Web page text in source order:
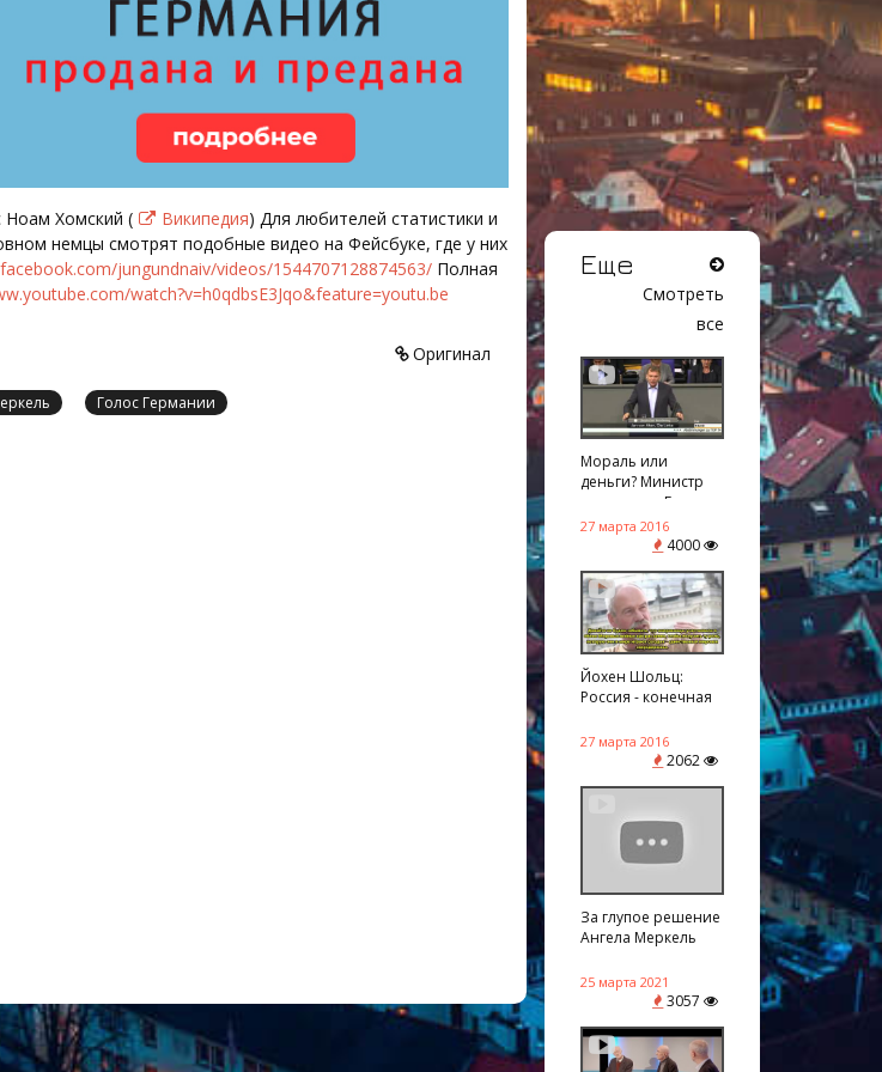
Ноам Хомский ( Википедия) Для любителей статистики и
немцы смотрят подобные видео на Фейсбуке, где у них
jungundnaiv/videos/1544707128874563/ Полная
watch?v=h0qdbsE3Jqo&feature=youtu.be
Оригинал
Голос Германии
Еще
Смотреть
все
Мораль или
деньги? Министр
экономики Гер ...
27 марта 2016
4000
Йохен Шольц:
Россия - конечная
27 марта 2016
2062
За глупое решение
Ангела Меркель
25 марта 2021
3057